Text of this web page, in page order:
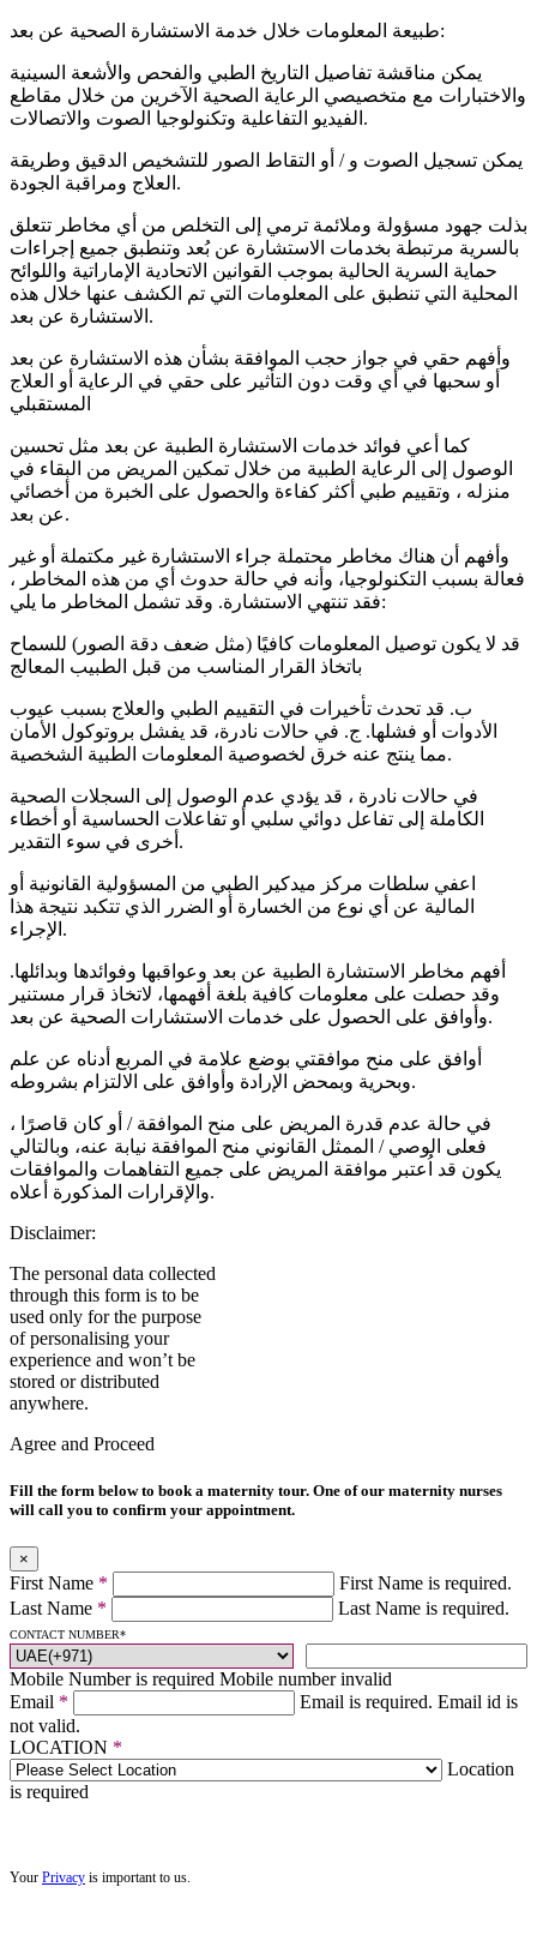
طبيعة المعلومات خلال خدمة الاستشارة الصحية عن بعد:
يمكن مناقشة تفاصيل التاريخ الطبي والفحص والأشعة السينية
والاختبارات مع متخصيصي الرعاية الصحية الآخرين من خلال مقاطع
الفيديو التفاعلية وتكنولوجيا الصوت والاتصالات.
يمكن تسجيل الصوت و / أو التقاط الصور للتشخيص الدقيق وطريقة
العلاج ومراقبة الجودة.
بذلت جهود مسؤولة وملائمة ترمي إلى التخلص من أي مخاطر تتعلق
بالسرية مرتبطة بخدمات الاستشارة عن بُعد وتنطبق جميع إجراءات
حماية السرية الحالية بموجب القوانين الاتحادية الإماراتية واللوائح
المحلية التي تنطبق على المعلومات التي تم الكشف عنها خلال هذه
الاستشارة عن بعد.
وأفهم حقي في جواز حجب الموافقة بشأن هذه الاستشارة عن بعد
أو سحبها في أي وقت دون التأثير على حقي في الرعاية أو العلاج
المستقبلي
كما أعي فوائد خدمات الاستشارة الطبية عن بعد مثل تحسين
الوصول إلى الرعاية الطبية من خلال تمكين المريض من البقاء في
منزله ، وتقييم طبي أكثر كفاءة والحصول على الخبرة من أخصائي
عن بعد.
وأفهم أن هناك مخاطر محتملة جراء الاستشارة غير مكتملة أو غير
فعالة بسبب التكنولوجيا، وأنه في حالة حدوث أي من هذه المخاطر ،
فقد تنتهي الاستشارة. وقد تشمل المخاطر ما يلي:
قد لا يكون توصيل المعلومات كافيًا (مثل ضعف دقة الصور) للسماح
باتخاذ القرار المناسب من قبل الطبيب المعالج
ب. قد تحدث تأخيرات في التقييم الطبي والعلاج بسبب عيوب
الأدوات أو فشلها. ج. في حالات نادرة، قد يفشل بروتوكول الأمان
مما ينتج عنه خرق لخصوصية المعلومات الطبية الشخصية.
في حالات نادرة ، قد يؤدي عدم الوصول إلى السجلات الصحية
الكاملة إلى تفاعل دوائي سلبي أو تفاعلات الحساسية أو أخطاء
أخرى في سوء التقدير.
اعفي سلطات مركز ميدكير الطبي من المسؤولية القانونية أو
المالية عن أي نوع من الخسارة أو الضرر الذي تتكبد نتيجة هذا
الإجراء.
أفهم مخاطر الاستشارة الطبية عن بعد وعواقبها وفوائدها وبدائلها.
وقد حصلت على معلومات كافية بلغة أفهمها، لاتخاذ قرار مستنير
وأوافق على الحصول على خدمات الاستشارات الصحية عن بعد.
أوافق على منح موافقتي بوضع علامة في المربع أدناه عن علم
وبحرية وبمحض الإرادة وأوافق على الالتزام بشروطه.
في حالة عدم قدرة المريض على منح الموافقة / أو كان قاصرًا ،
فعلى الوصي / الممثل القانوني منح الموافقة نيابة عنه، وبالتالي
يكون قد اُعتبر موافقة المريض على جميع التفاهمات والموافقات
والإقرارات المذكورة أعلاه.
Disclaimer:
The personal data collected
through this form is to be
used only for the purpose
of personalising your
experience and won’t be
stored or distributed
anywhere.
Agree and Proceed
Fill the form below to book a maternity tour. One of our maternity nurses
will call you to confirm your appointment.
×
First Name *
First Name is required.
Last Name * Last Name is required.
CONTACT NUMBER*
Mobile Number is required Mobile number invalid
Email * Email is required. Email id is
not valid.
LOCATION *
Location
is required
Your Privacy is important to us.